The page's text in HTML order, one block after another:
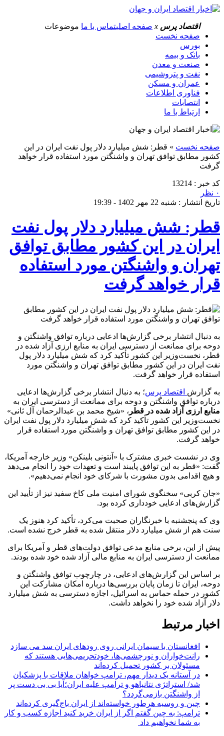
اقتصاد پرس x صفحه اصلیتماس با ما موضوعات
صفحه نخست
بورس
بانک و بیمه
صنعت و معدن
نفت و پتروشیمی
عمران و مسکن
فناوری اطلاعات
انتصابات
ارتباط با ما
صفحه نخست » قطر: شش میلیارد دلار پول نفت ایران در این
کشور مطابق توافق تهران و واشنگتن مورد استفاده قرار خواهد
گرفت
کد خبر : 13214
۰ نظر
تاریخ انتشار : شنبه 22 مهر 1402 - 19:39
قطر: شش میلیارد دلار پول نفت
ایران در این کشور مطابق توافق
تهران و واشنگتن مورد استفاده
قرار خواهد گرفت
به دنبال انتشار برخی گزارش‌ها ادعایی درباره توافق واشنگتن و
دوحه برای ممانعت از دسترسی ایران به منابع ارزی آزاد شده در
قطر، نخست‌وزیر این کشور تأکید کرد که شش میلیارد دلار پول
نفت ایران در این کشور مطابق توافق تهران و واشنگتن مورد
استفاده قرار خواهد گرفت.
به گزارش اقتصاد پرس؛ به دنبال انتشار برخی گزارش‌ها ادعایی
درباره توافق واشنگتن و دوحه برای ممانعت از دسترسی ایران به
منابع ارزی آزاد شده در قطر ، «شیخ محمد بن عبدالرحمان آل ثانی»
نخست‌وزیر این کشور تأکید کرد که شش میلیارد دلار پول نفت ایران
در این کشور مطابق توافق تهران و واشنگتن مورد استفاده قرار
خواهد گرفت.
وی در نشست خبری مشترک با «آنتونی بلینکن» وزیر خارجه آمریکا،
گفت: «قطر به این توافق پایبند است و تعهدات خود را انجام می‌دهد
و هیچ اقدامی بدون مشورت با شرکای خود انجام نمی‌دهیم».
«جان کربی» سخنگوی شورای امنیت ملی کاخ سفید نیز از تأیید این
گزارش‌های ادعایی خودداری کرده بود.
وی که پنجشنبه با خبرنگاران صحبت می‌کرد، تأکید کرد هنوز یک
سنت هم از شش میلیارد دلار منتقل شده به قطر خرج نشده است.
پیش از این، برخی منابع مدعی توافق دولت‌های قطر و آمریکا برای
ممانعت از دسترسی ایران به منابع مالی آزاد شده خود شده بودند.
بر اساس این گزارش‌های ادعایی، در چارچوب توافق واشنگتن و
دوحه، ایران تا زمان پایان بررسی‌ها درباره امکان مشارکت این
کشور در حمله حماس به اسرائیل، اجازه دسترسی به شش میلیارد
دلار آزاد شده خود را نخواهد داشت.
اخبار مرتبط
افغانستان با سیمان ایرانی روی رودهای ایران سد می سازد
رانت‌خواران و نورچشمی‌ها، خودتحریمی‌هایی هستند که
مسئولان بر کشور تحمیل کرده‌اند
در آستانه یک دیدار مهم، ترامپ خواهان ملاقات با پزشکیان
شد/ استراتژی نتانیاهو و ترامپ علیه ایران؛آیا بی بی دست پر
از واشنگتن بازمی‌گردد؟
چین و روسیه هرطور خواسته‌اند از ایران باج‌گیری کرده‌اند
ترامپ: به چین گفتم اگر از ایران خرید کنید اجازه کسب و کار
به شما نخواهیم داد